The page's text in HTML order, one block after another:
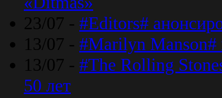
23/07 - #Editors#
13/07 - #Marilyn Manson#
13/07 - #The Rolling
50 лет